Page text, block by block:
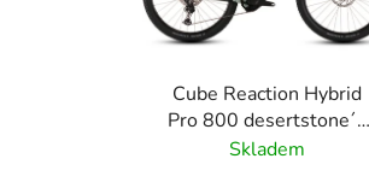
Cube Reaction Hybrid
Pro 800 desertstone´n
´driedherbs
Skladem